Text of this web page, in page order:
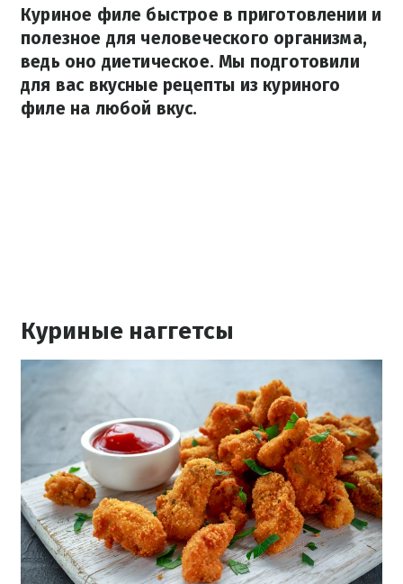
Куриное филе быстрое в приготовлении и
полезное для человеческого организма,
ведь оно диетическое. Мы подготовили
для вас вкусные рецепты из куриного
филе на любой вкус.
Куриные наггетсы